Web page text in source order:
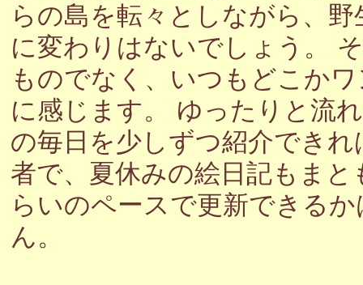
らの島を転々としながら、
に変わりはないでしょう。
ものでなく、いつもどこか
に感じます。 ゆったりと流
の毎日を少しずつ紹介でき
者で、夏休みの絵日記もま
らいのペースで更新できる
ん。